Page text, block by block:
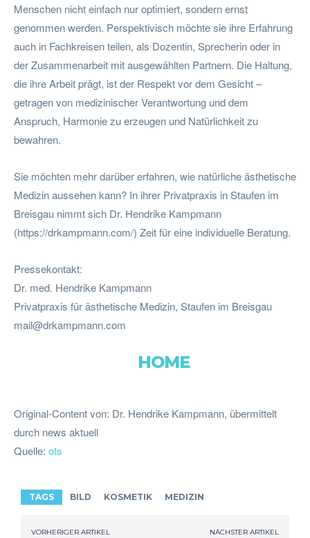
Menschen nicht einfach nur optimiert, sondern ernst
genommen werden. Perspektivisch möchte sie ihre Erfahrung
auch in Fachkreisen teilen, als Dozentin, Sprecherin oder in
der Zusammenarbeit mit ausgewählten Partnern. Die Haltung,
die ihre Arbeit prägt, ist der Respekt vor dem Gesicht –
getragen von medizinischer Verantwortung und dem
Anspruch, Harmonie zu erzeugen und Natürlichkeit zu
bewahren.
Sie möchten mehr darüber erfahren, wie natürliche ästhetische
Medizin aussehen kann? In ihrer Privatpraxis in Staufen im
Breisgau nimmt sich Dr. Hendrike Kampmann
(https://drkampmann.com/) Zeit für eine individuelle Beratung.
Pressekontakt:
Dr. med. Hendrike Kampmann
Privatpraxis für ästhetische Medizin, Staufen im Breisgau
mail@drkampmann.com
HOME
Original-Content von: Dr. Hendrike Kampmann, übermittelt
durch news aktuell
Quelle: ots
TAGS BILD KOSMETIK MEDIZIN
VORHERIGER ARTIKEL NÄCHSTER ARTIKEL